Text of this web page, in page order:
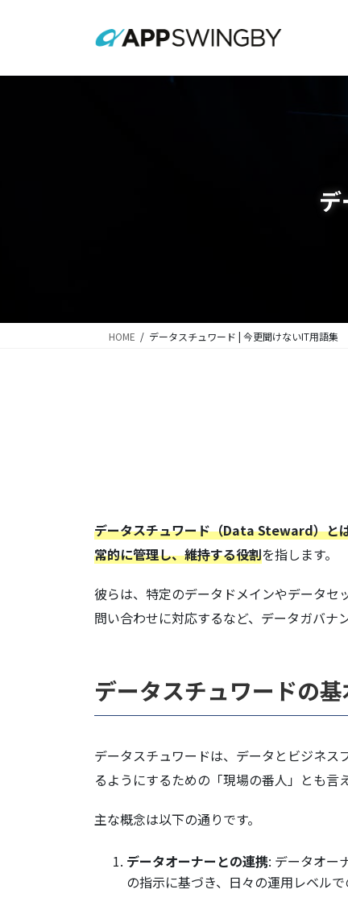
HOME データスチュワード | 今更聞けないIT用語集
データスチュワード（Data Steward）と
常的に管理し、維持する役割を指します。
彼らは、特定のデータドメインやデータセ
問い合わせに対応するなど、データガバナ
データスチュワードの
データスチュワードは、データとビジネ
るようにするための「現場の番人」とも言え
主な概念は以下の通りです。
データオーナーとの連携: データオー
の指示に基づき、日々の運用レベルで